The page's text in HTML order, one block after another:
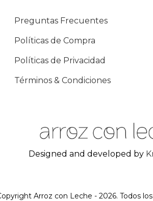
Preguntas Frecuentes
Políticas de Compra
Políticas de Privacidad
Términos & Condiciones
Designed and developed by
Arroz con Leche - 2026. Todos